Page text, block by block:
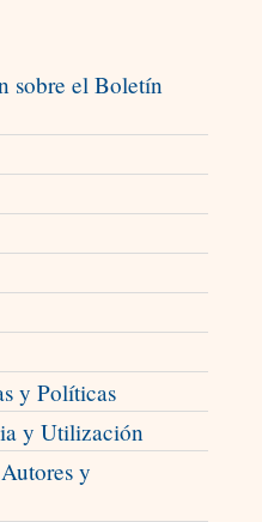
sobre el Boletín
y Políticas
y Utilización
y